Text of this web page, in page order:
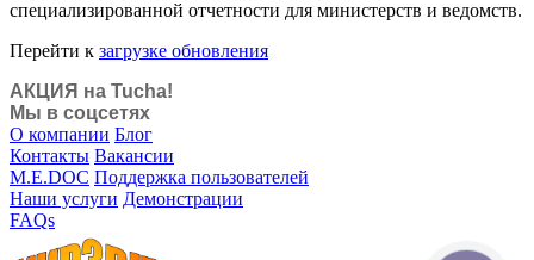
специализированной отчетности для министерств и ведомств.
Перейти к загрузке обновления
АКЦИЯ на Tucha!
Мы в соцсетях
О компании Блог
Контакты Вакансии
M.E.DOC Поддержка пользователей
Наши услуги Демонстрации
FAQs